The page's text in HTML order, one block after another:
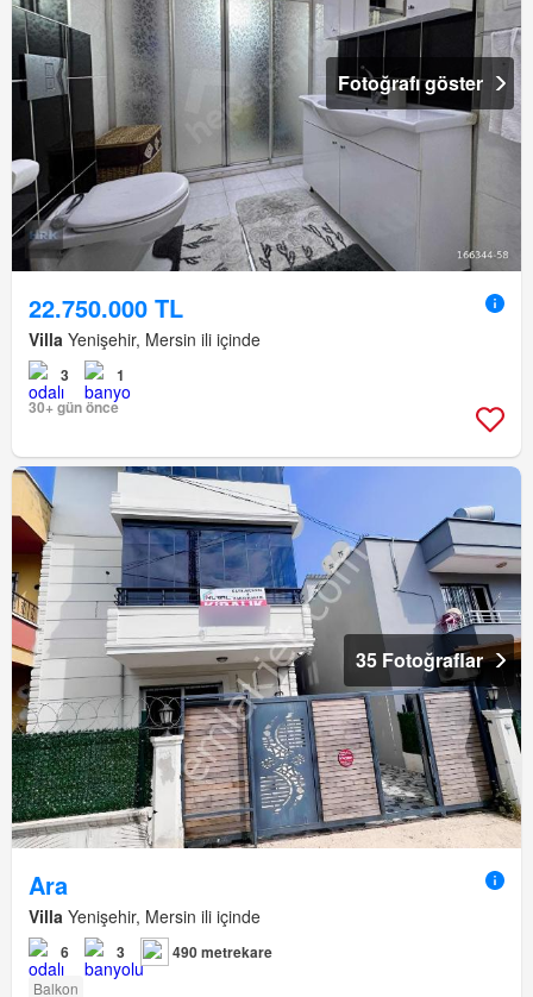
Fotoğrafı göster
22.750.000 TL
Villa Yenişehir, Mersin ili içinde
3
1
30+ gün önce
35 Fotoğraflar
Ara
Villa Yenişehir, Mersin ili içinde
6 3 490 metrekare
Balkon